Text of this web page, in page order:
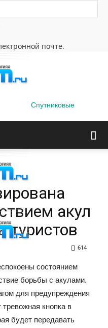
почте.
Спутниковые
акул
туристов
614
состоянием
борьбы с акулами.
для предупреждения
кнопка в
будет передавать